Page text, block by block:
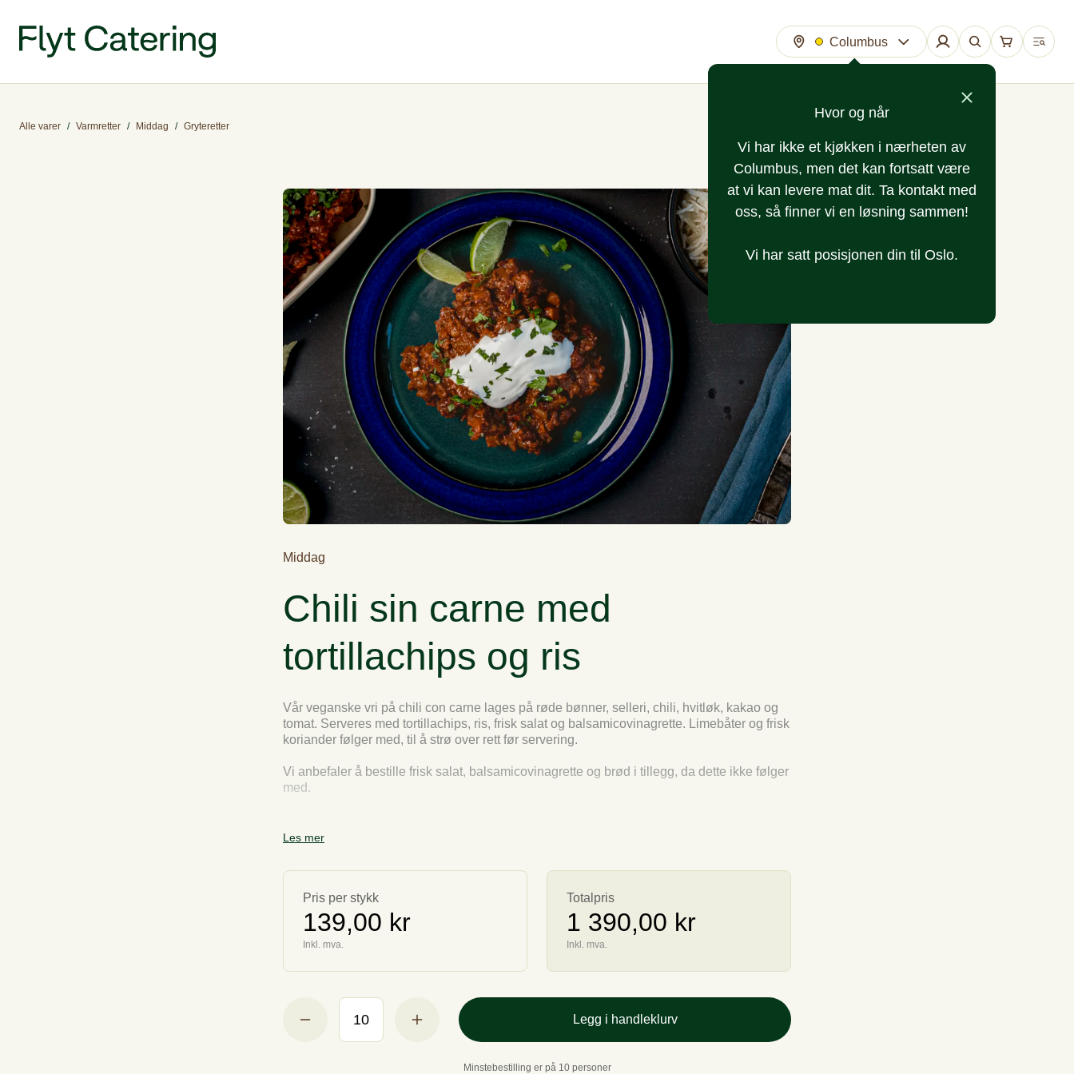
Columbus
Hvor og når
Vi har ikke et kjøkken i nærheten av
Columbus, men det kan fortsatt være
at vi kan levere mat dit. Ta kontakt med
oss, så finner vi en løsning sammen!
Vi har satt posisjonen din til Oslo.
Alle varer / Varmretter / Middag / Gryteretter
Middag
Chili sin carne med
tortillachips og ris
Vår veganske vri på chili con carne lages på røde bønner, selleri, chili, hvitløk, kakao og
tomat. Serveres med tortillachips, ris, frisk salat og balsamicovinagrette. Limebåter og frisk
koriander følger med, til å strø over rett før servering.
Vi anbefaler å bestille frisk salat, balsamicovinagrette og brød i tillegg, da dette ikke følger
med.
Produktet som leveres kan avvike fra bildet.
Les mer
Pris per stykk
139,00 kr
Inkl. mva.
Totalpris
1 390,00 kr
Inkl. mva.
Legg i handleklurv
Minstebestilling er på 10 personer